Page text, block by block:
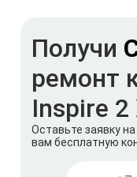
Получи
ремонт
Inspire 2
Оставьте заявку
вам бесплатную